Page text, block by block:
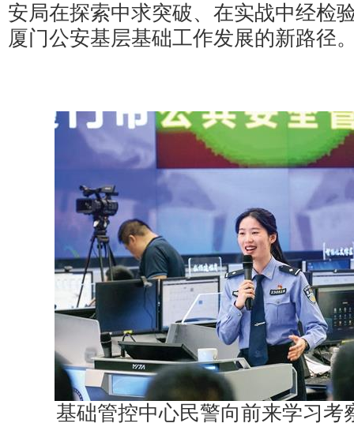
安局在探索中求突破、在实战中经检
厦门公安基层基础工作发展的新路径
基础管控中心民警向前来学习考